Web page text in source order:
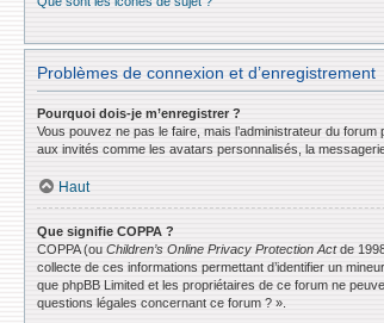
Problèmes de connexion et d’enregistrement
Pourquoi dois-je m’enregistrer ?
Vous pouvez ne pas le faire, mais l’administrateur du
aux invités comme les avatars personnalisés, la
Haut
Que signifie COPPA ?
COPPA (ou Children’s Online Privacy Protection Actde
collecte de ces informations permettant d’identifier un
que phpBB Limited et les propriétaires de ce forum ne
questions légales concernant ce forum ? ».